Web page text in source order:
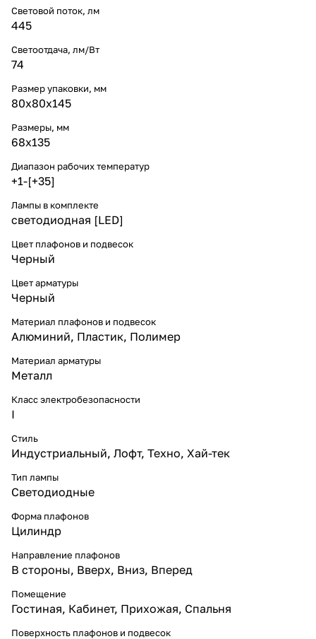
Световой поток, лм
445
Светоотдача, лм/Вт
74
Размер упаковки, мм
80x80x145
Размеры, мм
68x135
Диапазон рабочих температур
+1-[+35]
Лампы в комплекте
светодиодная [LED]
Цвет плафонов и подвесок
Черный
Цвет арматуры
Черный
Материал плафонов и подвесок
Алюминий, Пластик, Полимер
Материал арматуры
Металл
Класс электробезопасности
I
Стиль
Индустриальный, Лофт, Техно, Хай-тек
Тип лампы
Светодиодные
Форма плафонов
Цилиндр
Направление плафонов
В стороны, Вверх, Вниз, Вперед
Помещение
Гостиная, Кабинет, Прихожая, Спальня
Поверхность плафонов и подвесок